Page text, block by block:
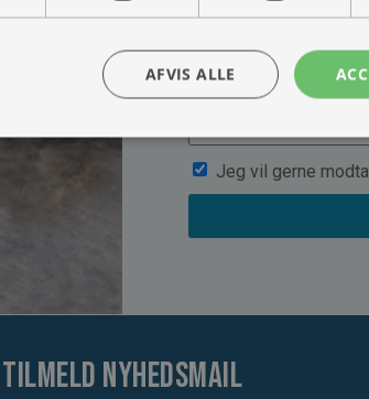
Jeg vil gerne
Tilmeld nyhedsmail
AFVIS ALLE